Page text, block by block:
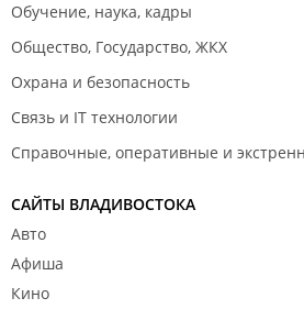
Обучение, наука, кадры
Общество, Государство, ЖКХ
Охрана и безопасность
Связь и IT технологии
Справочные, оперативные и
САЙТЫ ВЛАДИВОСТОКА
Авто
Афиша
Кино